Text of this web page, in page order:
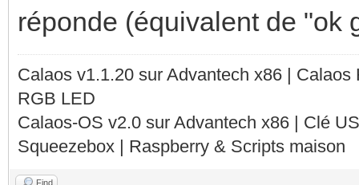
réponde (équivalent de "ok
Calaos v1.1.20 sur Advantech x86 |
RGB LED
Calaos-OS v2.0 sur Advantech x86 | Clé
Squeezebox | Raspberry & Scripts maison
Find